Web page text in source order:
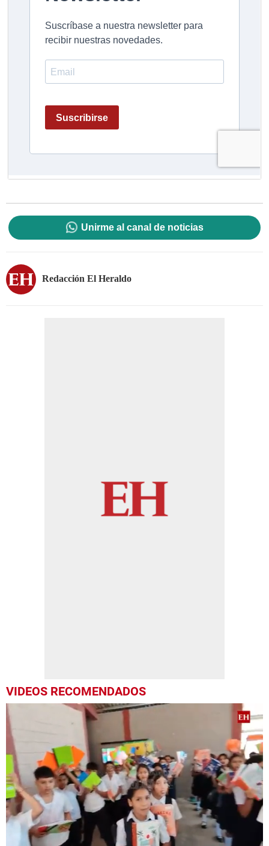
Unirme al canal de noticias
Redacción El Heraldo
VIDEOS RECOMENDADOS